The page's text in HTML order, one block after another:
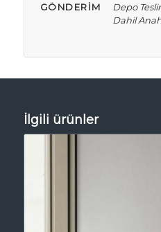
GÖNDERIM
Depo
Dahil
İlgili ürünler